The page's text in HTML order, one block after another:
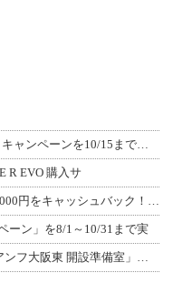
新型「RESO」インカム発売記念！ 下取りキャンペーンを10/15まで延長して開
R EVO 購入サ
B+COM 最新モデル購入・下取りで最大9,000円をキャッシュバック！「B+F
ーン」を8/1～10/31まで実
【トライアンフ】関西最大規模「トライアンフ大阪東 開設準備室」がオープン！ 限定